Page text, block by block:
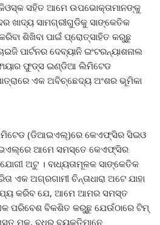
ସହିତ ଆମେ ଉପଭୋକ୍ତାମାନଙ୍କୁ
ଖାଦ୍ୟ ସାମଗ୍ରୀଗୁଡିକୁ ସାଙ୍କେତିକ
ଶିଖିବା ପାଇଁ ପ୍ରୋତ୍ସାହିତ କରୁଛୁ
ପାର୍ଟନର ଦେବ୍ୟାନି ଇଂଟରନ୍ୟାଶନାଲ
ଫୁଡ୍‌ସ ଇଣ୍ଡିଆ ଲିମିଟେଡ
ଏକ ଅବିଚ୍ଛେଦ୍ୟ ଅଂଶର ଭୂମିକା
ଲିମିଟେଡ (ଡିଆଇଏଲ୍‌)ରେ କେଏଫ୍‌ସିର ସିଇଓ
ଆମେ ସମସ୍ତେ କେଏଫ୍‌ସିର
ଅଟୁ । ବାଧ୍ୟତାମୂଳକ ସାଙ୍କେତିକ
ଏକ ଅଗ୍ରଗାମୀ ଚିନ୍ତାଧାରା ଅଟେ ଯାହା
କରିବ ଯେ, ଆମେ ଆମର ସମସ୍ତ
ପରିବେଶ ବିକଶିତ କରୁଛୁ ଯେଉଁଠାରେ ଟିମ୍
ମୂକ, ବଧିର ବ୍ୟକ୍ତିମାନେ